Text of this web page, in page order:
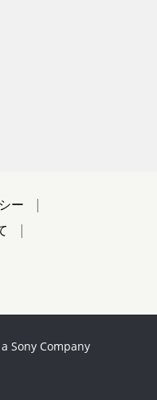
ー
a Sony Company